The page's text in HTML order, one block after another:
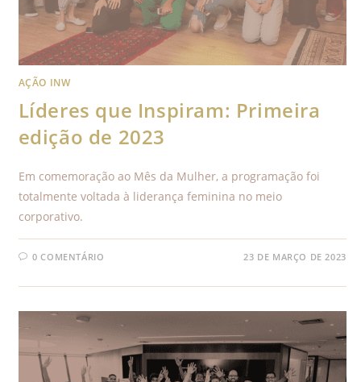
AÇÃO INW
Líderes que Inspiram: Primeira
edição de 2023
Em comemoração ao Mês da Mulher, a programação foi
totalmente voltada à liderança feminina no meio
corporativo.
0 COMENTÁRIO 23 DE MARÇO DE 2023